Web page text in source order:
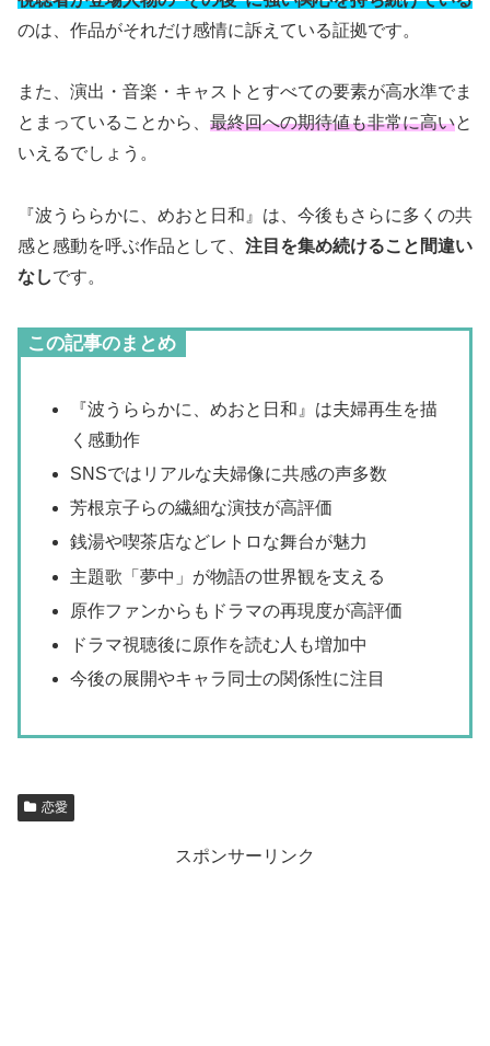
のは、作品がそれだけ感情に訴えている証拠です。
また、演出・音楽・キャストとすべての要素が高水準でま
とまっていることから、 最終回への期待値も非常に高いと
いえるでしょう。
『波うららかに、めおと日和』は、今後もさらに多くの共
感と感動を呼ぶ作品として、 注目を集め続けること間違い
なしです。
この記事のまとめ
『波うららかに、めおと日和』は夫婦再生を描
く感動作
SNSではリアルな夫婦像に共感の声多数
芳根京子らの繊細な演技が高評価
銭湯や喫茶店などレトロな舞台が魅力
主題歌「夢中」が物語の世界観を支える
原作ファンからもドラマの再現度が高評価
ドラマ視聴後に原作を読む人も増加中
今後の展開やキャラ同士の関係性に注目
恋愛
スポンサーリンク